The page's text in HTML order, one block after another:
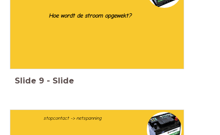
Hoe wordt de stroom opgewekt?
Slide 9 - Slide
stopcontact -> netspanning